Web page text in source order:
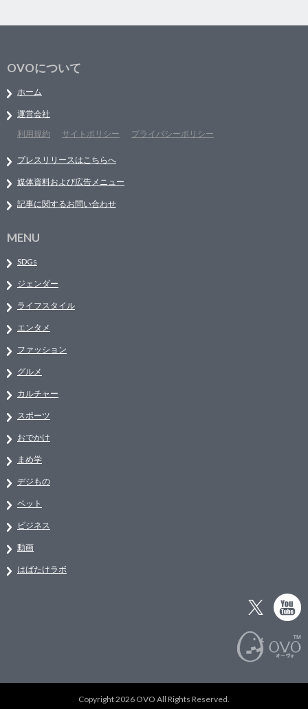
OVOについて
ホーム
運営会社
利用規約
サイトポリシー プライバシーポリシー
プレスリリースはこちらへ
媒体資料および広告メニュー
記事に関するお問い合わせ
MENU
SDGs
ジェンダー
ライフスタイル
エンタメ
ファッション
グルメ
カルチャー
スポーツ
おでかけ
まめ学
デジもの
ペット
ビジネス
動画
はばたけラボ
Copyright 2026 OVO All Rights Reserved.